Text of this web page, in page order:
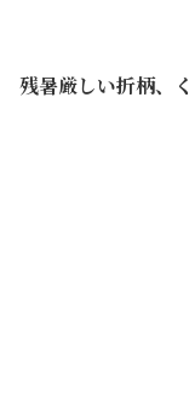
残暑厳しい折柄、